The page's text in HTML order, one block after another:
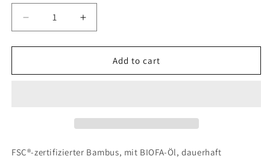
Decrease
quantity
for
Bambus
Increase
quantity
for
Schneidebrett
Bambus
Add to cart
FSC®-zertifizierter Bambus, mit BIOFA-Öl, dauerhaft